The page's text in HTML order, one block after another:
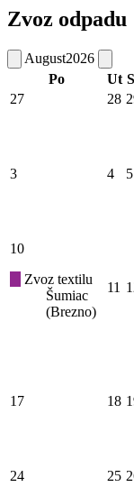
Zvoz odpadu
August2026
Po
Ut
27
28
3 4 5
10
Zvoz textilu
Šumiac
(Brezno)
11
17 18
24 25